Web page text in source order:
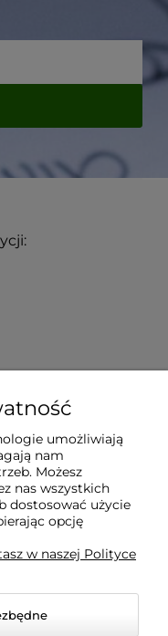
umożliwiają
nam
Możesz
nas wszystkich
dostosować użycie
opcję
w naszej Polityce